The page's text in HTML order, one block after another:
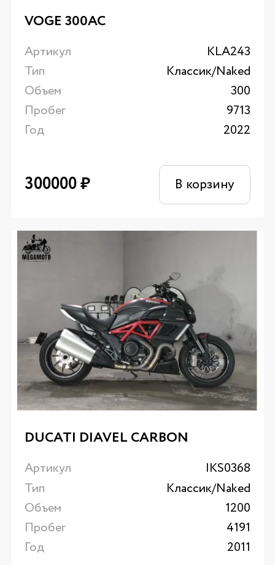
VOGE 300AC
Артикул
KLA243
Тип
Классик/Naked
Объем
300
Пробег
9713
Год
2022
300000₽ В корзину
DUCATI DIAVEL CARBON
Артикул
IKS0368
Тип
Классик/Naked
Объем
1200
Пробег
4191
Год
2011